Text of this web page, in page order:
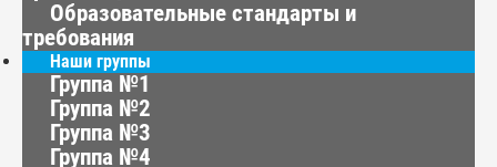
Образовательные стандарты и
требования
Наши группы
Группа №1
Группа №2
Группа №3
Группа №4